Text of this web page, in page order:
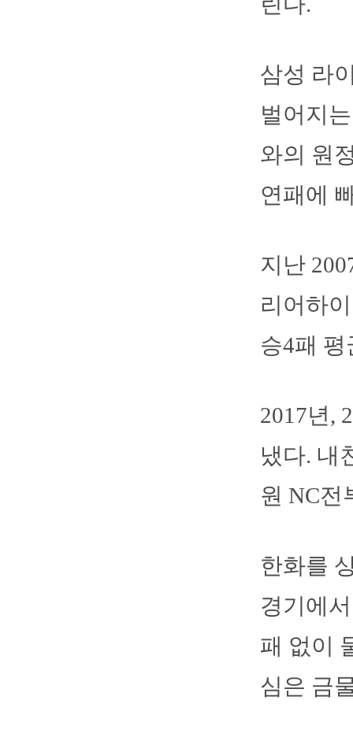
삼성 라
벌어지
와의 원
연패에
지난
리어하
승4패
2017년,
냈다. 내
원 NC전
한화를
경기에
패 없이
심은 금